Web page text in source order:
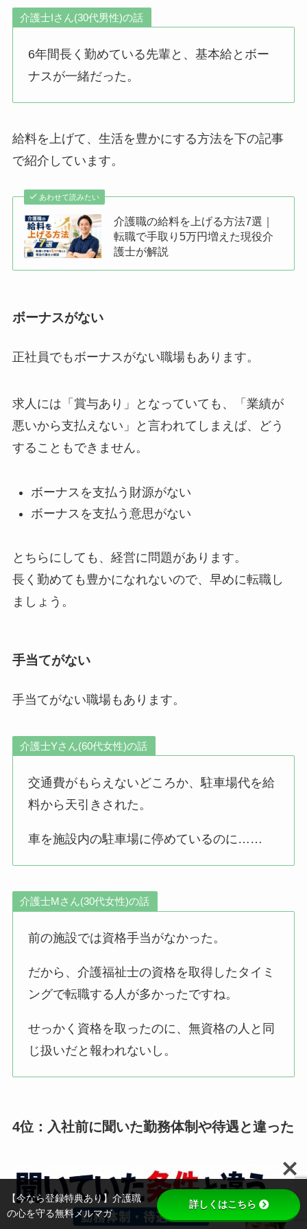
介護士Iさん(30代男性)の話
6年間長く勤めている先輩と、基本給とボー
ナスが一緒だった。
給料を上げて、生活を豊かにする方法を下の記事
で紹介しています。
あわせて読みたい
介護職の給料を上げる方法7選｜
転職で手取り5万円増えた現役介
護士が解説
ボーナスがない
正社員でもボーナスがない職場もあります。
求人には「賞与あり」となっていても、「業績が
悪いから支払えない」と言われてしまえば、どう
することもできません。
ボーナスを支払う財源がない
ボーナスを支払う意思がない
とちらにしても、経営に問題があります。
長く勤めても豊かになれないので、早めに転職し
ましょう。
手当てがない
手当てがない職場もあります。
介護士Yさん(60代女性)の話
交通費がもらえないどころか、駐車場代を給
料から天引きされた。
車を施設内の駐車場に停めているのに……
介護士Mさん(30代女性)の話
前の施設では資格手当がなかった。
だから、介護福祉士の資格を取得したタイミ
ングで転職する人が多かったですね。
せっかく資格を取ったのに、無資格の人と同
じ扱いだと報われないし。
4位：入社前に聞いた勤務体制や待遇と違った
【今なら登録特典あり】介護職
の心を守る無料メルマガ
詳しくはこちら